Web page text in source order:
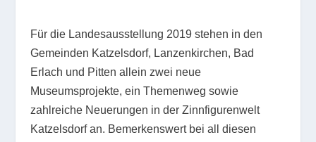
Für die Landesausstellung 2019 stehen in den
Gemeinden Katzelsdorf, Lanzenkirchen, Bad
Erlach und Pitten allein zwei neue
Museumsprojekte, ein Themenweg sowie
zahlreiche Neuerungen in der Zinnfigurenwelt
Katzelsdorf an. Bemerkenswert bei all diesen